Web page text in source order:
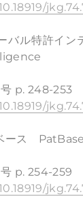
バル特許イン
p. 248-253
ース
p. 254-259